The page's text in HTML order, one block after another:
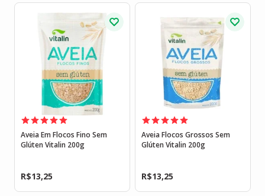
Aveia Em Flocos Fino Sem
Glúten Vitalin 200g
R$13,25
Aveia Flocos Grossos Sem
Glúten Vitalin 200g
R$13,25